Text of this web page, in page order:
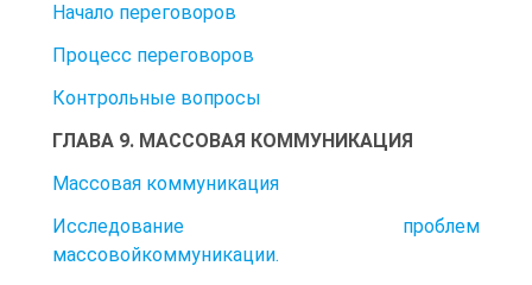
Начало переговоров
Процесс переговоров
Контрольные вопросы
ГЛАВА 9. МАССОВАЯ КОММУНИКАЦИЯ
Массовая коммуникация
Исследование проблем
массовойкоммуникации.